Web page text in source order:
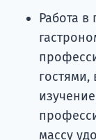
Работа в
массу